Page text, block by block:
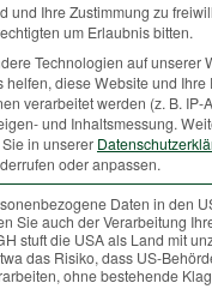
und Ihre Zustimmung zu
um Erlaubnis bitten.
Technologien auf unserer
diese Website und Ihre
verarbeitet werden (z. B. IP-
und Inhaltsmessung.
in unserer
oder anpassen.
Daten in den
Sie auch der Verarbeitung
stuft die USA als Land mit
das Risiko, dass US-
ohne bestehende